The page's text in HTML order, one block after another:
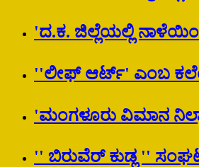
'ದ.ಕ. ಜಿಲ್ಲೆಯಲ್ಲಿ
''ಲೀಫ್ ಆರ್ಟ್' ಎಂಬ
'ಮಂಗಳೂರು ವಿಮಾನ
'' ಬಿರುವೆರ್ ಕುಡ್ಲ ''